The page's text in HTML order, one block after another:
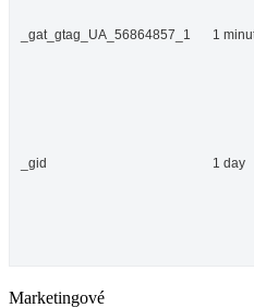
_gat_gtag_UA_56864857_1 1
_gid 1 day
Marketingové